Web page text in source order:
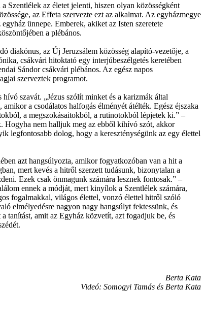
Szentlélek az életet jelenti, hiszen olyan közösségként
az Effeta szervezte ezt az alkalmat. Az egyházmegye
ünnepe. Emberek, akiket az Isten szeretete
a plébános.
diakónus, az Új Jeruzsálem közösség alapító-vezetője, a
csákvári hitoktató egy interjúbeszélgetés keretében
Sándor csákvári plébános. Az egész napos
szerveztek programot.
szavát. „Jézus szólít minket és a karizmák által
a csodálatos halfogás élményét átélték. Egész éjszaka
a megszokásaitokból, a rutinotokból lépjetek ki.” –
Hogyha nem halljuk meg az ebből kihívó szót, akkor
legfontosabb dolog, hogy a kereszténységünk az egy élettel
azt hangsúlyozta, amikor fogyatkozóban van a hit a
mert kevés a hitről szerzett tudásunk, bizonytalan a
Ezek csak önmagunk számára lesznek fontosak.” –
ennek a módját, mert kinyílok a Szentlélek számára,
fogalmakkal, világos élettel, vonzó élettel hitről szóló
elmélyedésre nagyon nagy hangsúlyt fektessünk, és
tanítást, amit az Egyház közvetít, azt fogadjuk be, és
Berta Kata
Videó: Somogyi Tamás és Berta Kata